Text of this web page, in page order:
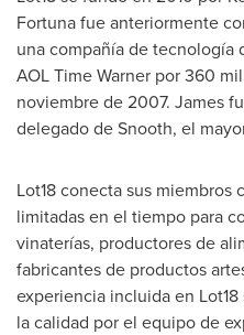
Fortuna fue anteriormente
una compañía de tecnología
AOL Time Warner por 360
noviembre de 2007. James
delegado de Snooth, el
Lot18 conecta sus
limitadas en el tiempo para
vinaterías, productores de
fabricantes de productos
experiencia incluida en
la calidad por el equipo de